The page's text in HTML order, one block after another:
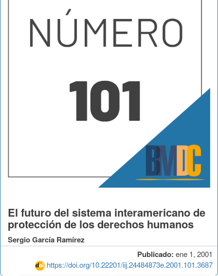
Publicado: ene 1, 2001
https://doi.org/10.22201/iij.24484873e.2001.101.3687
El futuro del sistema interamericano de
protección de los derechos humanos
Sergio García Ramírez